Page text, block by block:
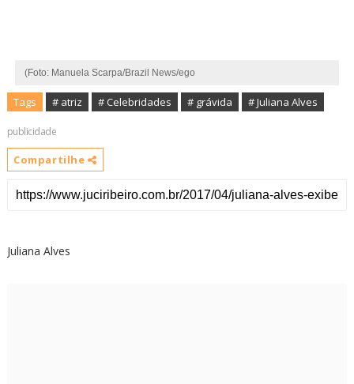
(Foto: Manuela Scarpa/Brazil News​/ego
Tags # atriz # Celebridades # grávida # Juliana Alves
publicidade
Compartilhe
Juliana Alves